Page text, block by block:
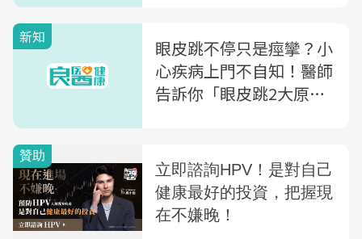
新知
眼皮跳不停只是痙攣？小
心疾病上門不自知！醫師
告訴你「眼皮跳2大原